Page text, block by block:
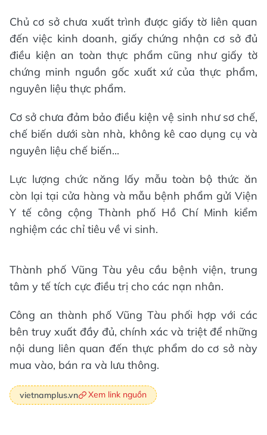
Chủ cơ sở chưa xuất trình được giấy tờ liên quan
đến việc kinh doanh, giấy chứng nhận cơ sở đủ
điều kiện an toàn thực phẩm cũng như giấy tờ
chứng minh nguồn gốc xuất xứ của thực phẩm,
nguyên liệu thực phẩm.
Cơ sở chưa đảm bảo điều kiện vệ sinh như sơ chế,
chế biến dưới sàn nhà, không kê cao dụng cụ và
nguyên liệu chế biến...
Lực lượng chức năng lấy mẫu toàn bộ thức ăn
còn lại tại cửa hàng và mẫu bệnh phẩm gửi Viện
Y tế công cộng Thành phố Hồ Chí Minh kiểm
nghiệm các chỉ tiêu về vi sinh.
Thành phố Vũng Tàu yêu cầu bệnh viện, trung
tâm y tế tích cực điều trị cho các nạn nhân.
Công an thành phố Vũng Tàu phối hợp với các
bên truy xuất đầy đủ, chính xác và triệt để những
nội dung liên quan đến thực phẩm do cơ sở này
mua vào, bán ra và lưu thông.
vietnamplus.vn Xem link nguồn